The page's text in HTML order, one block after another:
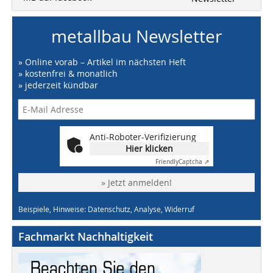
metallbau Newsletter
» Online vorab – Artikel im nächsten Heft
» kostenfrei & monatlich
» jederzeit kündbar
Anti-Roboter-Verifizierung
Hier klicken
FriendlyCaptcha ⇗
» Jetzt anmelden!
Beispiele, Hinweise: Datenschutz, Analyse, Widerruf
Fachmarkt Nachhaltigkeit